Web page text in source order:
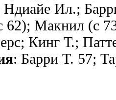
Ил.;
62); Макнил (с
Кинг Т.;
: Барри T. 57;